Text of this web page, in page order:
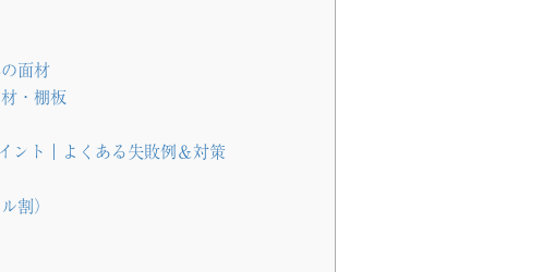
面材
・棚板
ント｜よくある失敗例＆対策
割）